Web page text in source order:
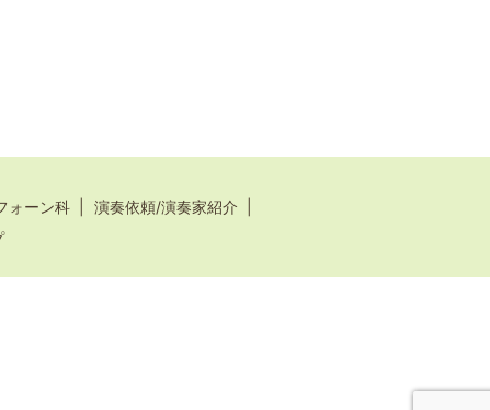
ォーン科
演奏依頼/演奏家紹介